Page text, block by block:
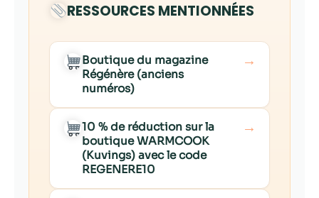
RESSOURCES MENTIONNÉES
Boutique du magazine
Régénère (anciens
numéros)
→
10 % de réduction sur la
boutique WARMCOOK
(Kuvings) avec le code
REGENERE10
→